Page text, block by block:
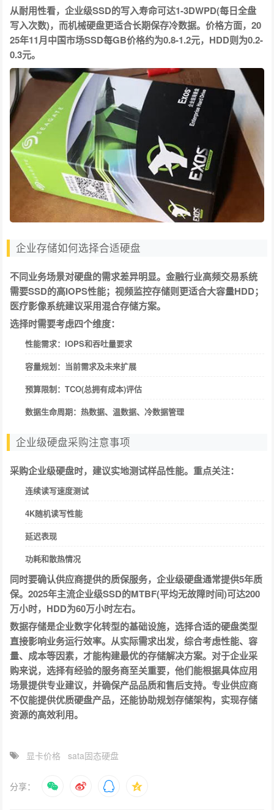
从耐用性看，企业级SSD的写入寿命可达1-3DWPD(每日全盘
写入次数)，而机械硬盘更适合长期保存冷数据。价格方面，20
25年11月中国市场SSD每GB价格约为0.8-1.2元，HDD则为0.2-
0.3元。
企业存储如何选择合适硬盘
不同业务场景对硬盘的需求差异明显。金融行业高频交易系统
需要SSD的高IOPS性能；视频监控存储则更适合大容量HDD；
医疗影像系统建议采用混合存储方案。
选择时需要考虑四个维度：
性能需求：IOPS和吞吐量要求
容量规划：当前需求及未来扩展
预算限制：TCO(总拥有成本)评估
数据生命周期：热数据、温数据、冷数据管理
企业级硬盘采购注意事项
采购企业级硬盘时，建议实地测试样品性能。重点关注：
连续读写速度测试
4K随机读写性能
延迟表现
功耗和散热情况
同时要确认供应商提供的质保服务，企业级硬盘通常提供5年质
保。2025年主流企业级SSD的MTBF(平均无故障时间)可达200
万小时，HDD为60万小时左右。
数据存储是企业数字化转型的基础设施，选择合适的硬盘类型
直接影响业务运行效率。从实际需求出发，综合考虑性能、容
量、成本等因素，才能构建最优的存储解决方案。对于企业采
购来说，选择有经验的服务商至关重要，他们能根据具体应用
场景提供专业建议，并确保产品品质和售后支持。专业供应商
不仅能提供优质硬盘产品，还能协助规划存储架构，实现存储
资源的高效利用。
显卡价格 sata固态硬盘
分享：